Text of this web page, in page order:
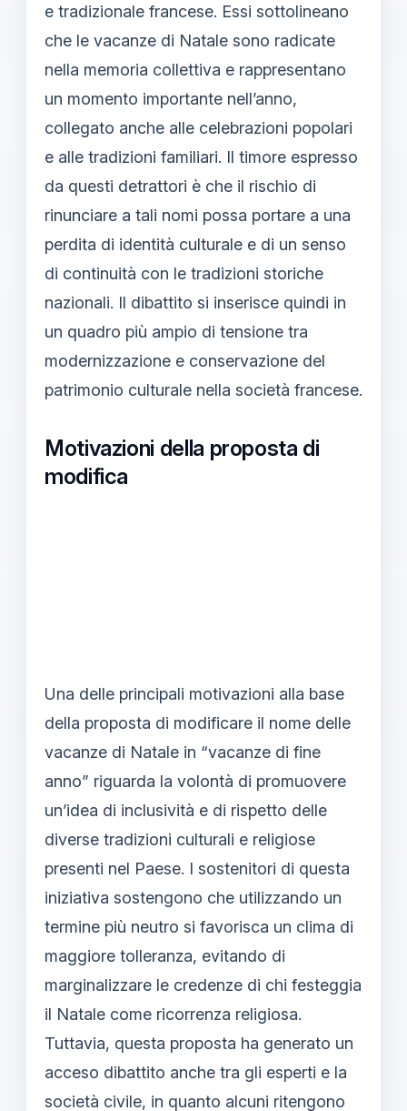
e tradizionale francese. Essi sottolineano
che le vacanze di Natale sono radicate
nella memoria collettiva e rappresentano
un momento importante nell’anno,
collegato anche alle celebrazioni popolari
e alle tradizioni familiari. Il timore espresso
da questi detrattori è che il rischio di
rinunciare a tali nomi possa portare a una
perdita di identità culturale e di un senso
di continuità con le tradizioni storiche
nazionali. Il dibattito si inserisce quindi in
un quadro più ampio di tensione tra
modernizzazione e conservazione del
patrimonio culturale nella società francese.
Motivazioni della proposta di
modifica
Una delle principali motivazioni alla base
della proposta di modificare il nome delle
vacanze di Natale in “vacanze di fine
anno” riguarda la volontà di promuovere
un’idea di inclusività e di rispetto delle
diverse tradizioni culturali e religiose
presenti nel Paese. I sostenitori di questa
iniziativa sostengono che utilizzando un
termine più neutro si favorisca un clima di
maggiore tolleranza, evitando di
marginalizzare le credenze di chi festeggia
il Natale come ricorrenza religiosa.
Tuttavia, questa proposta ha generato un
acceso dibattito anche tra gli esperti e la
società civile, in quanto alcuni ritengono